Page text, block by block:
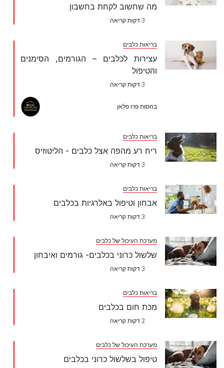
מה שחשוב לקחת בחשבון
3 דקות קריאה
בריאות כלבים
עצירות לכלבים – הגורמים, הסימנים
והטיפול
3 דקות קריאה
בחסות פרו פלאן
בריאות כלבים
ריח רע מהפה אצל כלבים - הליטוזיס
3 דקות קריאה
בריאות כלבים
אבחון וטיפול באלרגיות בכלבים
3 דקות קריאה
מערכת העיכול של כלבים
שלשול כרוני בכלבים- גורמים ואיבחון
3 דקות קריאה
בריאות כלבים
מכת חום בכלבים
2 דקות קריאה
מערכת העיכול של כלבים
טיפול בשלשול כרוני בכלבים